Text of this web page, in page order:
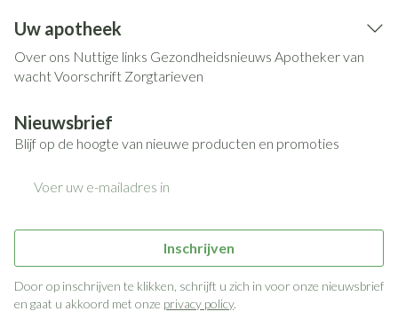
Uw apotheek
Over ons Nuttige links Gezondheidsnieuws Apotheker van
wachtVoorschrift Zorgtarieven
Nieuwsbrief
Blijf op de hoogte van nieuwe producten en promoties
Inschrijven
Door op inschrijven te klikken, schrijft u zich in voor onze nieuwsbrief
en gaat u akkoord met onze privacy policy.